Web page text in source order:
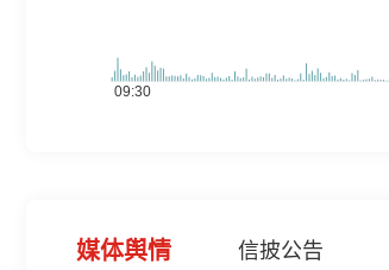
媒体舆情 信披公告